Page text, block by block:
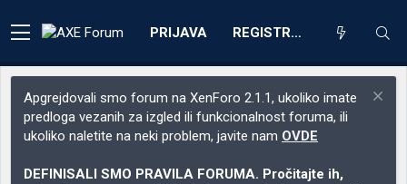
PRIJAVA REGISTRACIJA
Apgrejdovali smo forum na XenForo 2.1.1, ukoliko imate
predloga vezanih za izgled ili funkcionalnost foruma, ili
ukoliko naletite na neki problem, javite nam OVDE
DEFINISALI SMO PRAVILA FORUMA. Pročitajte ih,